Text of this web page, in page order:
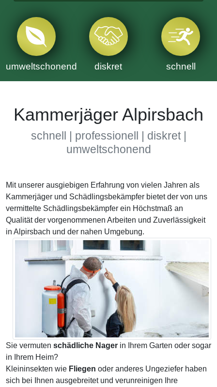
umweltschonend diskret schnell
Kammerjäger Alpirsbach
schnell | professionell | diskret |
umweltschonend
Mit unserer ausgiebigen Erfahrung von vielen Jahren als
Kammerjäger und Schädlingsbekämpfer bietet der von uns
vermittelte Schädlingsbekämpfer ein Höchstmaß an
Qualität der vorgenommenen Arbeiten und Zuverlässigkeit
in Alpirsbach und der nahen Umgebung.
Sie vermuten schädliche Nager in Ihrem Garten oder sogar
in Ihrem Heim?
Kleininsekten wie Fliegen oder anderes Ungeziefer haben
sich bei Ihnen ausgebreitet und verunreinigen Ihre